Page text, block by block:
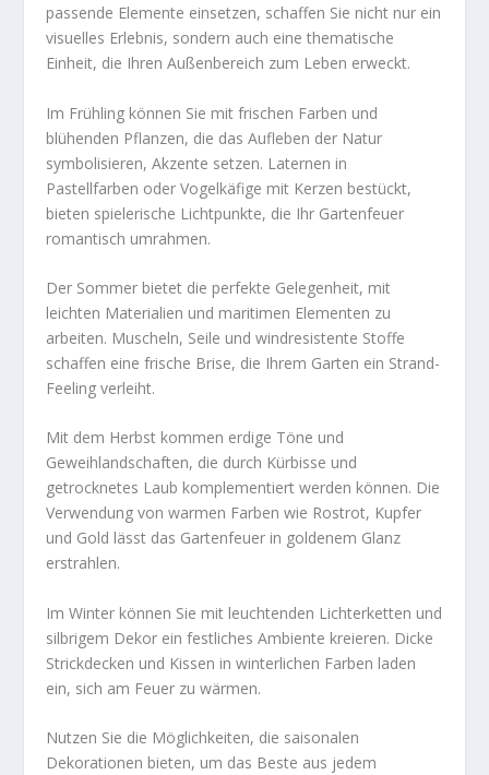
passende Elemente einsetzen, schaffen Sie nicht nur ein
visuelles Erlebnis, sondern auch eine thematische
Einheit, die Ihren Außenbereich zum Leben erweckt.
Im Frühling können Sie mit frischen Farben und
blühenden Pflanzen, die das Aufleben der Natur
symbolisieren, Akzente setzen. Laternen in
Pastellfarben oder Vogelkäfige mit Kerzen bestückt,
bieten spielerische Lichtpunkte, die Ihr Gartenfeuer
romantisch umrahmen.
Der Sommer bietet die perfekte Gelegenheit, mit
leichten Materialien und maritimen Elementen zu
arbeiten. Muscheln, Seile und windresistente Stoffe
schaffen eine frische Brise, die Ihrem Garten ein Strand-
Feeling verleiht.
Mit dem Herbst kommen erdige Töne und
Geweihlandschaften, die durch Kürbisse und
getrocknetes Laub komplementiert werden können. Die
Verwendung von warmen Farben wie Rostrot, Kupfer
und Gold lässt das Gartenfeuer in goldenem Glanz
erstrahlen.
Im Winter können Sie mit leuchtenden Lichterketten und
silbrigem Dekor ein festliches Ambiente kreieren. Dicke
Strickdecken und Kissen in winterlichen Farben laden
ein, sich am Feuer zu wärmen.
Nutzen Sie die Möglichkeiten, die saisonalen
Dekorationen bieten, um das Beste aus jedem